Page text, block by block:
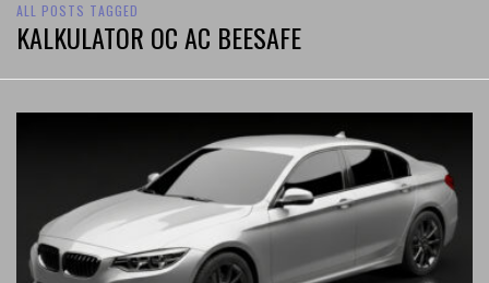
ALL POSTS TAGGED
KALKULATOR OC AC BEESAFE